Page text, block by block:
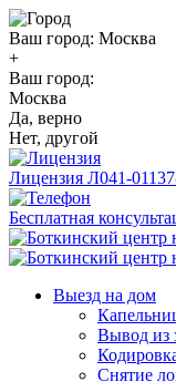
Ваш город: Москва
+
Ваш город:
Москва
Да, верно
Нет, другой
Лицензия Л041-
Бесплатная
Выезд на дом
Вывод из
Снятие